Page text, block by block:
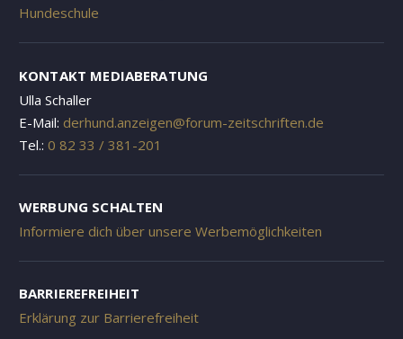
Hundeschule
KONTAKT MEDIABERATUNG
Ulla Schaller
E-Mail: derhund.anzeigen@forum-zeitschriften.de
Tel.: 0 82 33 / 381-201
WERBUNG SCHALTEN
Informiere dich über unsere Werbemöglichkeiten
BARRIEREFREIHEIT
Erklärung zur Barrierefreiheit